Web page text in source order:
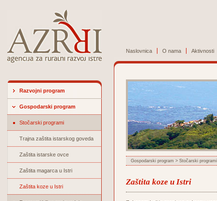
Naslovnica O nama Aktivnosti
Razvojni program
Gospodarski program
Stočarski programi
Trajna zaštita istarskog goveda
Zaštita istarske ovce
Zaštita magarca u Istri
Zaštita koze u Istri
Gospodarski program > Stočarski programi
Zaštita koze u Istri